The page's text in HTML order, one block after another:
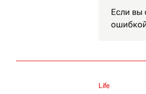
Если вы
Life